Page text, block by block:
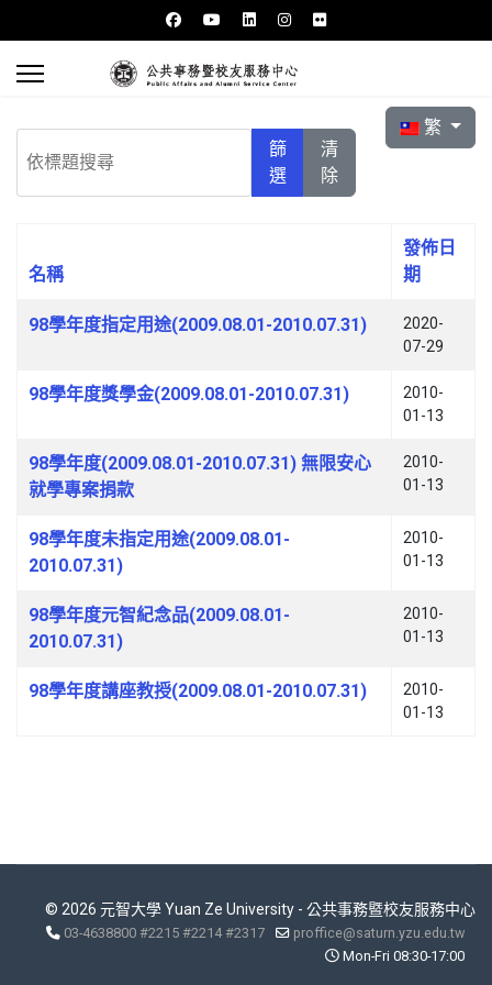
選擇你的語言
繁
篩
選
清
除
文章列表
名稱
發佈日
期
98學年度指定用途(2009.08.01-2010.07.31)
2020-
07-29
98學年度獎學金(2009.08.01-2010.07.31)
2010-
01-13
98學年度(2009.08.01-2010.07.31) 無限安心
就學專案捐款
2010-
01-13
98學年度未指定用途(2009.08.01-
2010.07.31)
2010-
01-13
98學年度元智紀念品(2009.08.01-
2010.07.31)
2010-
01-13
98學年度講座教授(2009.08.01-2010.07.31)
2010-
01-13
© 2026 元智大學 Yuan Ze University - 公共事務暨校友服務中心
03-4638800 #2215 #2214 #2317
proffice@saturn.yzu.edu.tw
Mon-Fri 08:30-17:00